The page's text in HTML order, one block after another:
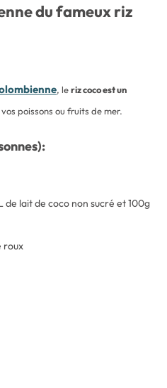
du fameux riz
, leriz coco est un
poissons ou fruits de mer.
de lait de coco non sucré et 100g
roux